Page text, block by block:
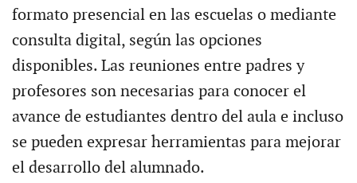
formato presencial en las escuelas o mediante
consulta digital, según las opciones
disponibles. Las reuniones entre padres y
profesores son necesarias para conocer el
avance de estudiantes dentro del aula e incluso
se pueden expresar herramientas para mejorar
el desarrollo del alumnado.